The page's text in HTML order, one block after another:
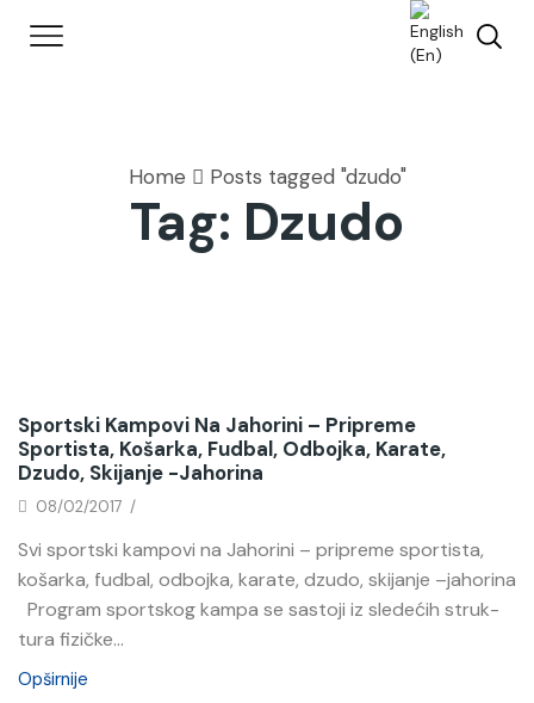
Home Posts tagged "dzudo"
Tag: Dzudo
Sportski Kampovi Na Jahorini – Pripreme
Sportista, Košarka, Fudbal, Odbojka, Karate,
Dzudo, Skijanje -Jahorina
08/02/2017 /
Svi sportski kampovi na Jahorini – pripreme sportista,
košarka, fudbal, odbojka, karate, dzudo, skijanje –jahorina
Pro­gram sportskog kampa se sas­toji iz sledećih struk­
tura fiz­ičke...
Opširnije